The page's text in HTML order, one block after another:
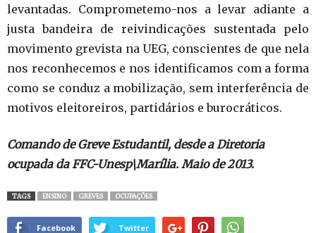
levantadas. Comprometemo-nos a levar adiante a
justa bandeira de reivindicações sustentada pelo
movimento grevista na UEG, conscientes de que nela
nos reconhecemos e nos identificamos com a forma
como se conduz a mobilização, sem interferência de
motivos eleitoreiros, partidários e burocráticos.
Comando de Greve Estudantil, desde a Diretoria
ocupada da FFC-Unesp\Marília. Maio de 2013.
TAGS ENSINO GREVES OCUPAÇÕES
Facebook Twitter